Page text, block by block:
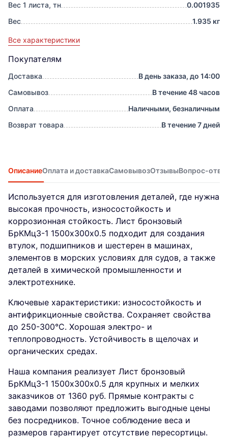
Вес 1 листа, тн
0.001935
Вес
1.935 кг
Все характеристики
Покупателям
Доставка
В день заказа, до 14:00
Самовывоз
В течение 48 часов
Оплата
Наличными, безналичным
Возврат товара
В течение 7 дней
ОписаниеОплата и доставкаСамовывозОтзывыВопрос-
Используется для изготовления деталей, где нужна
высокая прочность, износостойкость и
коррозионная стойкость. Лист бронзовый
БрКМц3-1 1500х300х0.5 подходит для создания
втулок, подшипников и шестерен в машинах,
элементов в морских условиях для судов, а также
деталей в химической промышленности и
электротехнике.
Ключевые характеристики: износостойкость и
антифрикционные свойства. Сохраняет свойства
до 250-300°C. Хорошая электро- и
теплопроводность. Устойчивость в щелочах и
органических средах.
Наша компания реализует Лист бронзовый
БрКМц3-1 1500х300х0.5 для крупных и мелких
заказчиков от 1360 руб. Прямые контракты с
заводами позволяют предложить выгодные цены
без посредников. Точное соблюдение веса и
размеров гарантирует отсутствие пересортицы.